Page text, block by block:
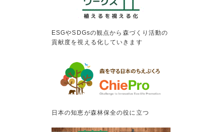
ESGやSDGsの観点から森づくり活動の
貢献度を視える化していきます
日本の知恵が森林保全の役に立つ